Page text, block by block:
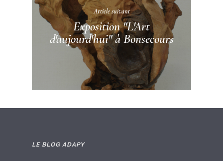
Article suivant
Exposition "L'Art
d'aujourd'hui" à Bonsecours
LE BLOG ADAPY